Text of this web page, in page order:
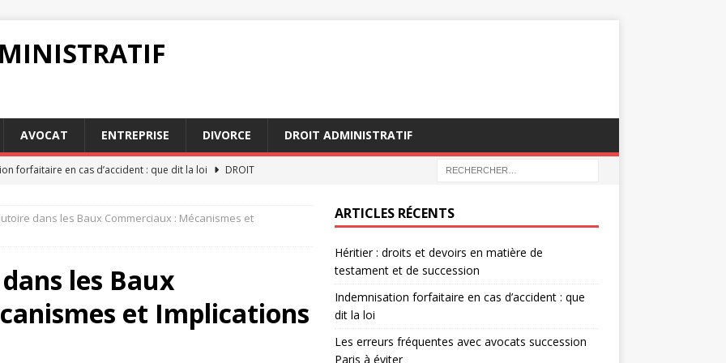
AVOCAT ENTREPRISE DIVORCE DROIT ADMINISTRATIF
forfaitaire en cas d’accident : que dit la loi
DROIT
authentique : pourquoi c’est indispensable pour une
forfaitaire : guide pratique pour les assurés
et devoirs en matière de testament et de succession
dans les Baux Commerciaux : Mécanismes et
les Baux
et Implications
ARTICLES RÉCENTS
Héritier : droits et devoirs en matière de
testament et de succession
Indemnisation forfaitaire en cas d’accident : que
dit la loi
Les erreurs fréquentes avec avocats succession
Paris à éviter